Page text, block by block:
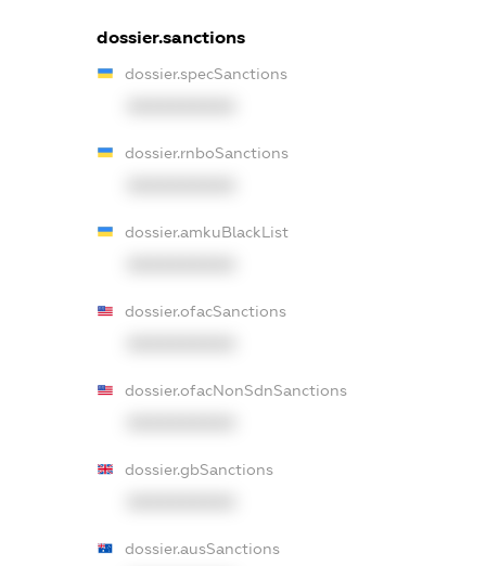
dossier.sanctions
dossier.specSanctions
dossier.rnboSanctions
dossier.amkuBlackList
dossier.ofacSanctions
dossier.ofacNonSdnSanctions
dossier.gbSanctions
dossier.ausSanctions